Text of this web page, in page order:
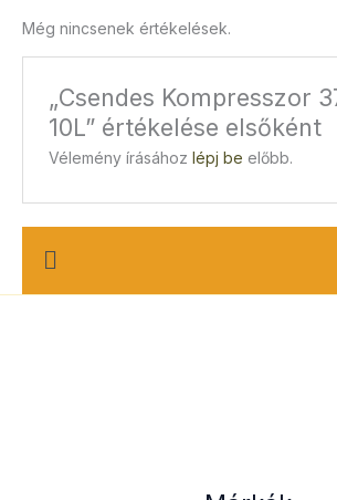
M
e
n
Még nincsenek értékelések.
„Csendes Kompresszor
10L” értékelése elsőként
Vélemény írásáhozlépj be előbb.